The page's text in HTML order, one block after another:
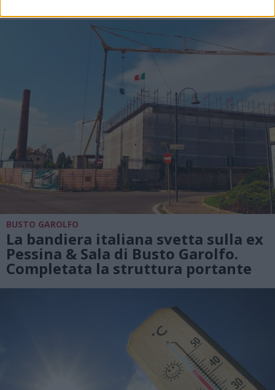
BUSTO GAROLFO
La bandiera italiana svetta sulla ex
Pessina & Sala di Busto Garolfo.
Completata la struttura portante